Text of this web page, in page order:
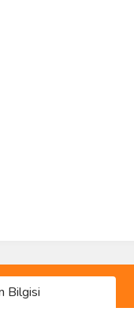
Bilgisi